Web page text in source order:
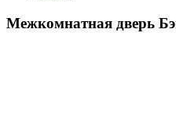
Межкомнатная дверь